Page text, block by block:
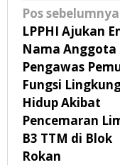
Navigasi
pos
Pos sebelumnya
LPPHI Ajukan
Nama Anggota
Pengawas
Fungsi
Hidup Akibat
Pencemaran
B3 TTM di Blok
Rokan